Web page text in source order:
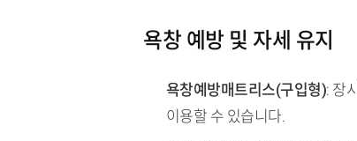
욕창 예방 및 자세 유지
욕창예방매트리스(구입형): 장
이용할 수 있습니다.